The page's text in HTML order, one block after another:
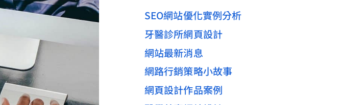
SEO網站優化實例分析
牙醫診所網頁設計
網站最新消息
網路行銷策略小故事
網頁設計作品案例